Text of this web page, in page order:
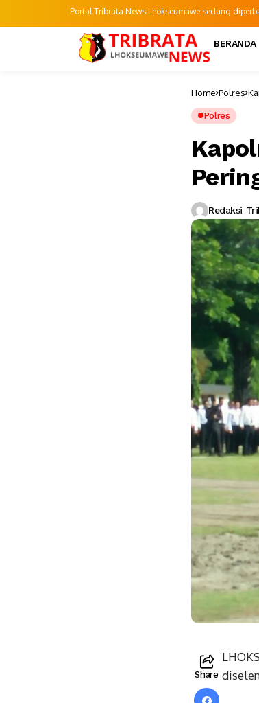
Portal Tribrata News Lhokseumawe sedang
BERANDA
Home Polres
Polres
Redaksi
Share